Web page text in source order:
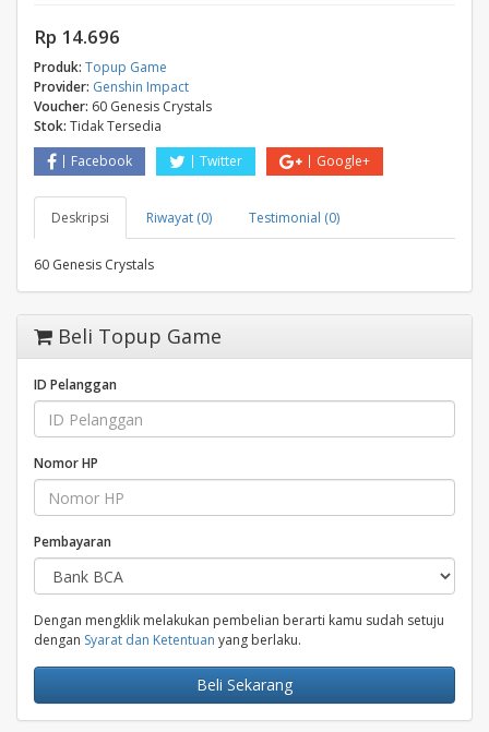
Rp 14.696
Produk: Topup Game
Provider: Genshin Impact
Voucher: 60 Genesis Crystals
Stok: Tidak Tersedia
Facebook
Twitter Google+
Deskripsi Riwayat (0) Testimonial (0)
60 Genesis Crystals
Beli Topup Game
ID Pelanggan
Nomor HP
Pembayaran
Dengan mengklik melakukan pembelian berarti kamu sudah setuju
dengan Syarat dan Ketentuan yang berlaku.
Beli Sekarang